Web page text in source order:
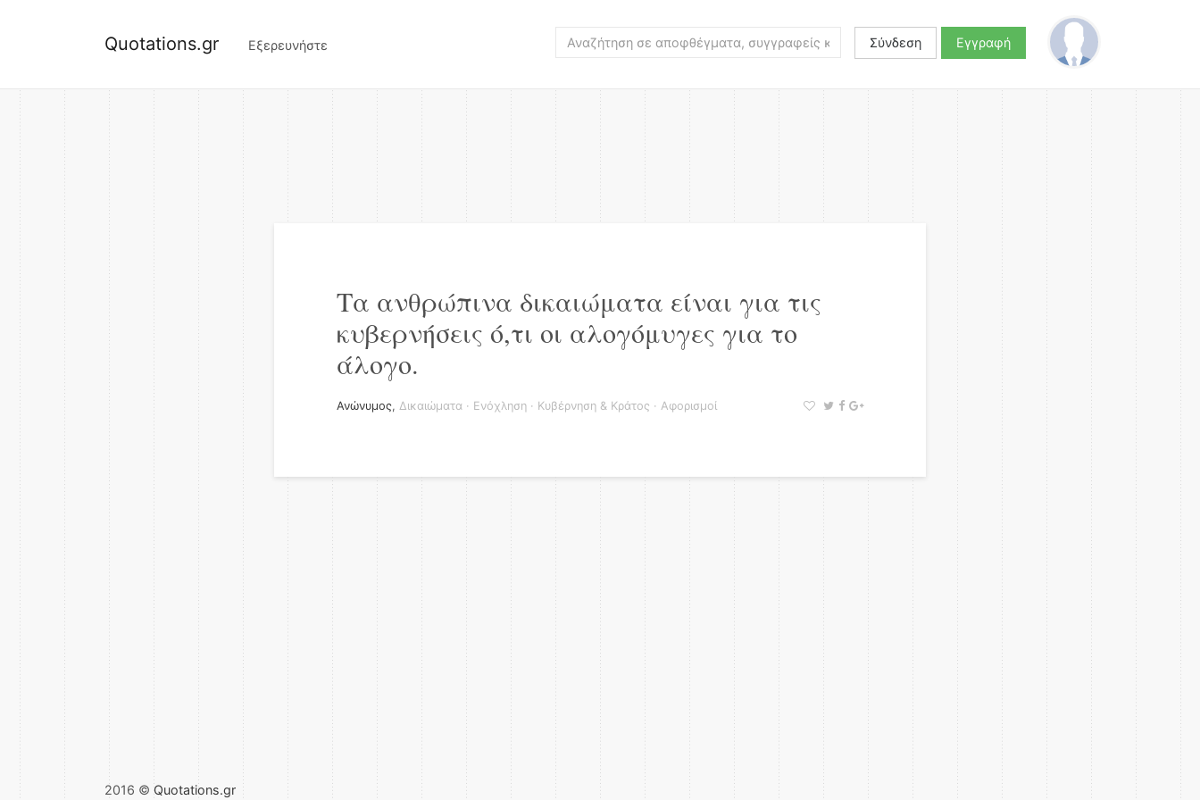
Quotations.gr Εξερευνήστε Σύνδεση Εγγραφή
Τα ανθρώπινα δικαιώματα είναι για τις
κυβερνήσεις ό,τι οι αλογόμυγες για το
άλογο.
Ανώνυμος, Δικαιώματα · Ενόχληση · Κυβέρνηση & Κράτος · Αφορισμοί
2016 © Quotations.gr